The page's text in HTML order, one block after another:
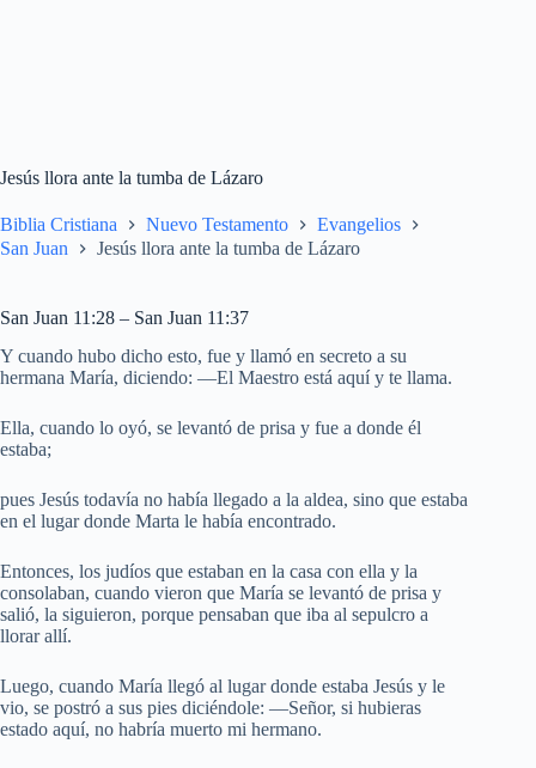
Jesús llora ante la tumba de Lázaro
Biblia Cristiana Nuevo Testamento
Evangelios
San Juan
Jesús llora ante la tumba de Lázaro
San Juan 11:28 – San Juan 11:37
Y cuando hubo dicho esto, fue y llamó en secreto a su
hermana María, diciendo: —El Maestro está aquí y te llama.
Ella, cuando lo oyó, se levantó de prisa y fue a donde él
estaba;
pues Jesús todavía no había llegado a la aldea, sino que estaba
en el lugar donde Marta le había encontrado.
Entonces, los judíos que estaban en la casa con ella y la
consolaban, cuando vieron que María se levantó de prisa y
salió, la siguieron, porque pensaban que iba al sepulcro a
llorar allí.
Luego, cuando María llegó al lugar donde estaba Jesús y le
vio, se postró a sus pies diciéndole: —Señor, si hubieras
estado aquí, no habría muerto mi hermano.